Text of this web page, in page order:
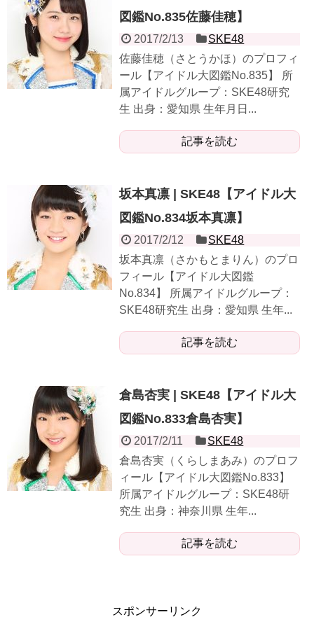
図鑑No.835佐藤佳穂】
2017/2/13
SKE48
佐藤佳穂（さとうかほ）のプロフィ
ール【アイドル大図鑑No.835】 所
属アイドルグループ：SKE48研究
生 出身：愛知県 生年月日...
記事を読む
坂本真凛 | SKE48【アイドル大
図鑑No.834坂本真凛】
2017/2/12
SKE48
坂本真凛（さかもとまりん）のプロ
フィール【アイドル大図鑑
No.834】 所属アイドルグループ：
SKE48研究生 出身：愛知県 生年...
記事を読む
倉島杏実 | SKE48【アイドル大
図鑑No.833倉島杏実】
2017/2/11
SKE48
倉島杏実（くらしまあみ）のプロフ
ィール【アイドル大図鑑No.833】
所属アイドルグループ：SKE48研
究生 出身：神奈川県 生年...
記事を読む
スポンサーリンク